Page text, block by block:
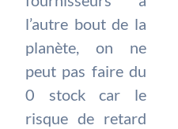
l’autre bout de la
planète, on ne
peut pas faire du
0 stock car le
risque de retard